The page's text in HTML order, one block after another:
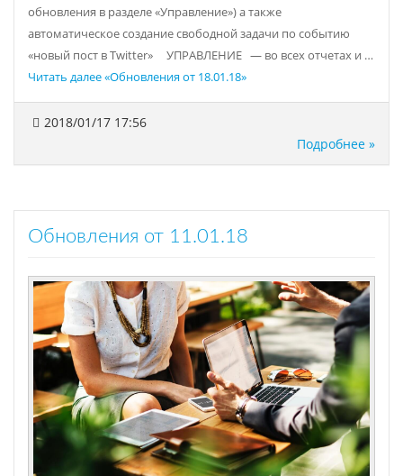
обновления в разделе «Управление») а также
автоматическое создание свободной задачи по событию
«новый пост в Twitter» УПРАВЛЕНИЕ — во всех отчетах и …
Читать далее«Обновления от 18.01.18»
2018/01/17 17:56
Подробнее »
Обновления от 11.01.18